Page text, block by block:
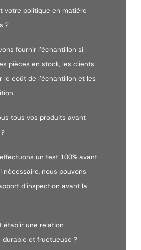
votre politique en matière
?
fournir l'échantillon si
pièces en stock, les clients
le coût de l'échantillon et les
tous vos produits avant
effectuons un test 100% avant
nécessaire, nous pouvons
d'inspection avant la
établir une relation
durable et fructueuse ?